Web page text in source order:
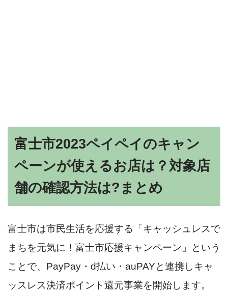
富士市2023ペイペイのキャン
ペーンが使えるお店は？対象店
舗の確認方法は?まとめ
富士市は市民生活を応援する「キャッシュレスで
まちを元気に！富士市応援キャンペーン」という
ことで、PayPay・d払い・auPAYと連携しキャ
ッスレス決済ポイント還元事業を開始します。